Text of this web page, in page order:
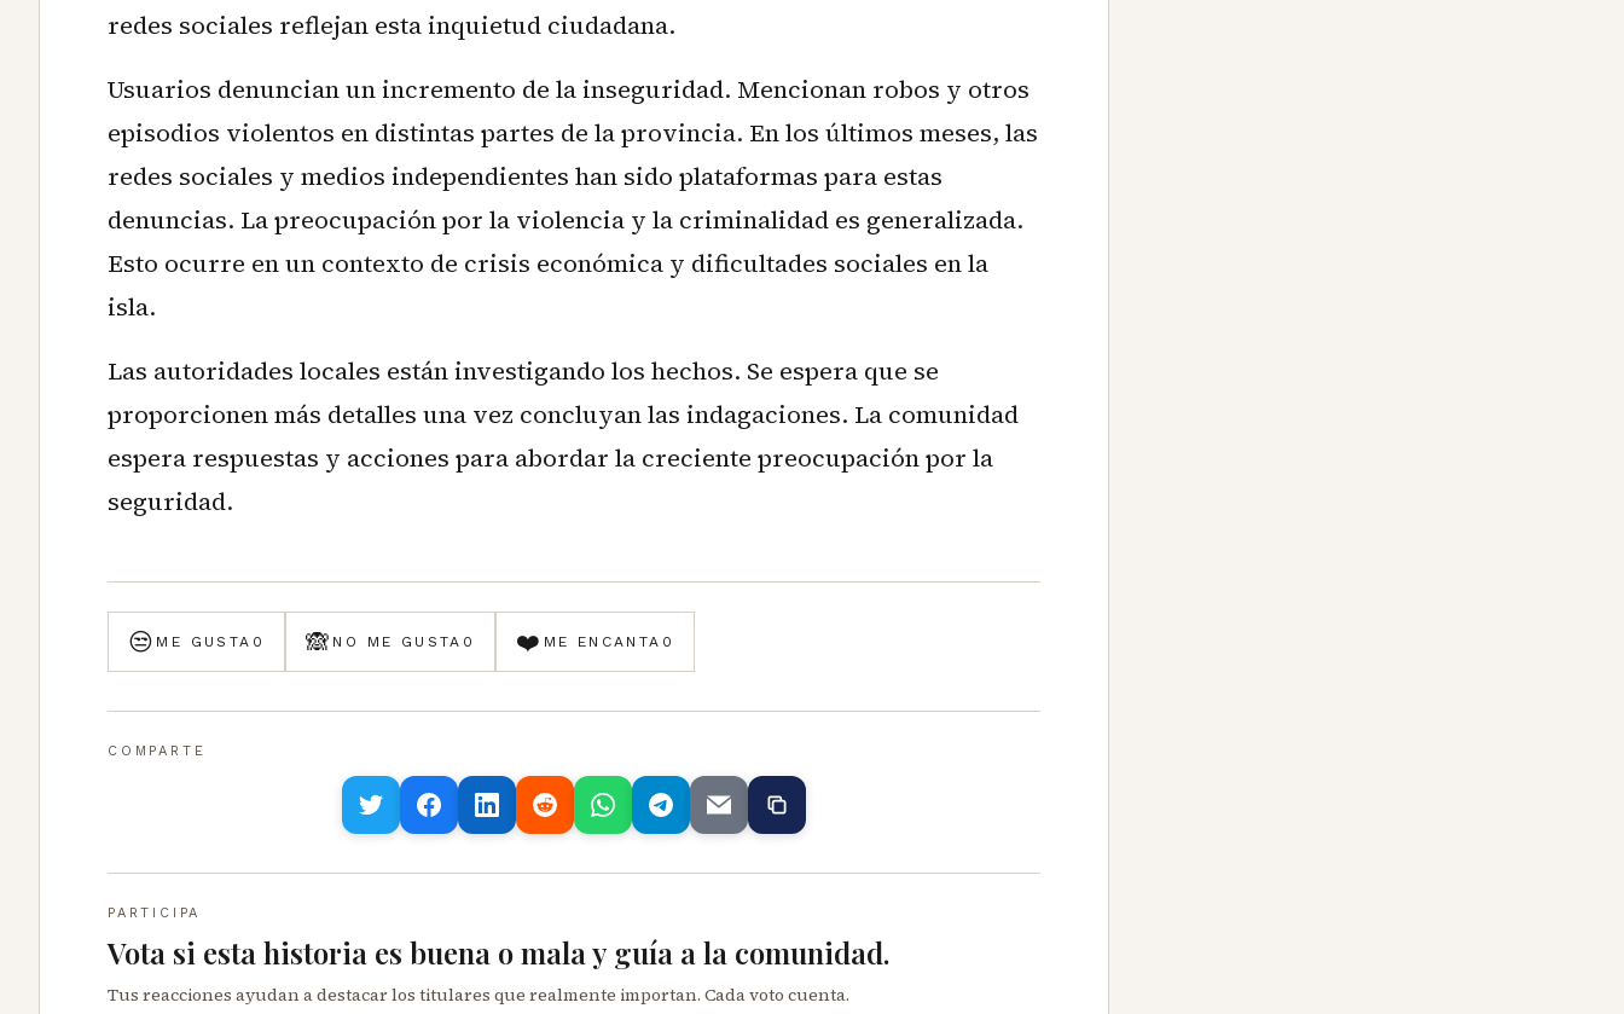
redes sociales reflejan esta inquietud ciudadana.
Usuarios denuncian un incremento de la inseguridad. Mencionan robos y otros
episodios violentos en distintas partes de la provincia. En los últimos meses, las
redes sociales y medios independientes han sido plataformas para estas
denuncias. La preocupación por la violencia y la criminalidad es generalizada.
Esto ocurre en un contexto de crisis económica y dificultades sociales en la
isla.
Las autoridades locales están investigando los hechos. Se espera que se
proporcionen más detalles una vez concluyan las indagaciones. La comunidad
espera respuestas y acciones para abordar la creciente preocupación por la
seguridad.
😒 ME GUSTA 0 🙈 NO ME GUSTA 0 ❤️ ME ENCANTA 0
COMPARTE
PARTICIPA
Vota si esta historia es buena o mala y guía a la comunidad.
Tus reacciones ayudan a destacar los titulares que realmente importan. Cada voto cuenta.